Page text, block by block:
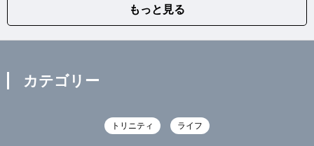
もっと見る
カテゴリー
トリニティ ライフ